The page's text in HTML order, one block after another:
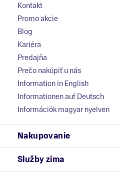
Kontakt
Promo akcie
Blog
Kariéra
Predajňa
Prečo nakúpiť u nás
Information in English
Informationen auf Deutsch
Információk magyar nyelven
Nakupovanie
Služby zima